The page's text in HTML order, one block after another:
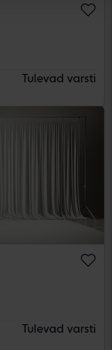
Tulevad varsti
Tulevad varsti